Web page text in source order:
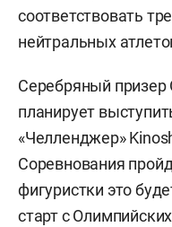
соответствовать
нейтральных
Серебряный
планирует
«Челленджер»
Соревнования
фигуристки это
старт с